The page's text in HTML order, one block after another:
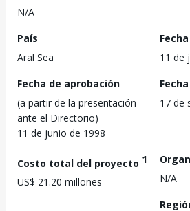
N/A
País
Aral Sea
11 de
Fecha de aprobación
(a partir de la presentación
ante el Directorio)
11 de junio de 1998
17 de
Costo total del proyecto 1
US$ 21.20 millones
N/A